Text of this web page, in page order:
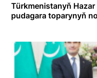
Türkmenistanyň
pudagara toparynyň